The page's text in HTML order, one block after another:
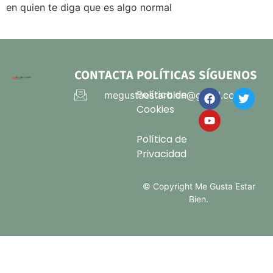
en quien te diga que es algo normal
CONTACTA
megustaestarbien@gmail.com
POLÍTICAS
Política de
Cookies
Política de
Privacidad
SÍGUENOS
© Copyright Me Gusta Estar
Bien.